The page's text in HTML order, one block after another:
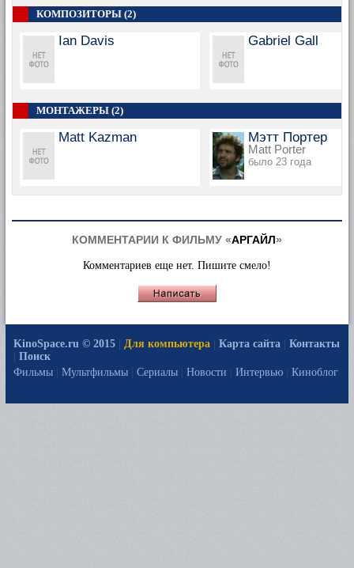
КОМПОЗИТОРЫ (2)
Ian Davis Gabriel Gall
МОНТАЖЕРЫ (2)
Matt Kazman Мэтт Портер
Matt Porter
было 23 года
КОММЕНТАРИИ К ФИЛЬМУ «АРГАЙЛ»
Комментариев еще нет. Пишите смело!
KinoSpace.ru © 2015 Для компьютера Карта сайта
Контакты
Поиск
Фильмы
Мультфильмы Сериалы Новости Интервью Киноблог